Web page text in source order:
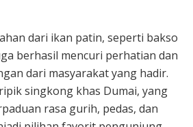
dari ikan patin, seperti bakso
berhasil mencuri perhatian dan
dari masyarakat yang hadir.
singkong khas Dumai, yang
rasa gurih, pedas, dan